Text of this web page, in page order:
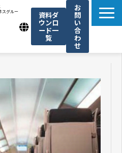
スグルー
資料ダ
ウンロ
ード一
覧
お
問
い
合
わ
せ
の強み
例一覧
ンド記事一覧
らせ